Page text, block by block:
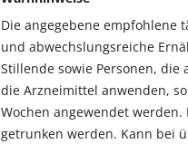
Die angegebene empfohlene
und abwechslungsreiche
Stillende sowie Personen,
die Arzneimittel anwenden,
Wochen angewendet
getrunken werden. Kann bei